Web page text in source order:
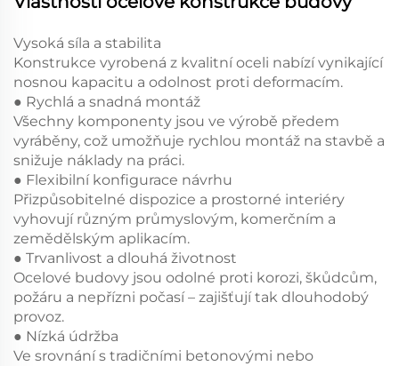
Vysoká síla a stabilita
Konstrukce vyrobená z kvalitní oceli nabízí vynikající
nosnou kapacitu a odolnost proti deformacím.
● Rychlá a snadná montáž
Všechny komponenty jsou ve výrobě předem
vyráběny, což umožňuje rychlou montáž na stavbě a
snižuje náklady na práci.
● Flexibilní konfigurace návrhu
Přizpůsobitelné dispozice a prostorné interiéry
vyhovují různým průmyslovým, komerčním a
zemědělským aplikacím.
● Trvanlivost a dlouhá životnost
Ocelové budovy jsou odolné proti korozi, škůdcům,
požáru a nepřízni počasí – zajišťují tak dlouhodobý
provoz.
● Nízká údržba
Ve srovnání s tradičními betonovými nebo